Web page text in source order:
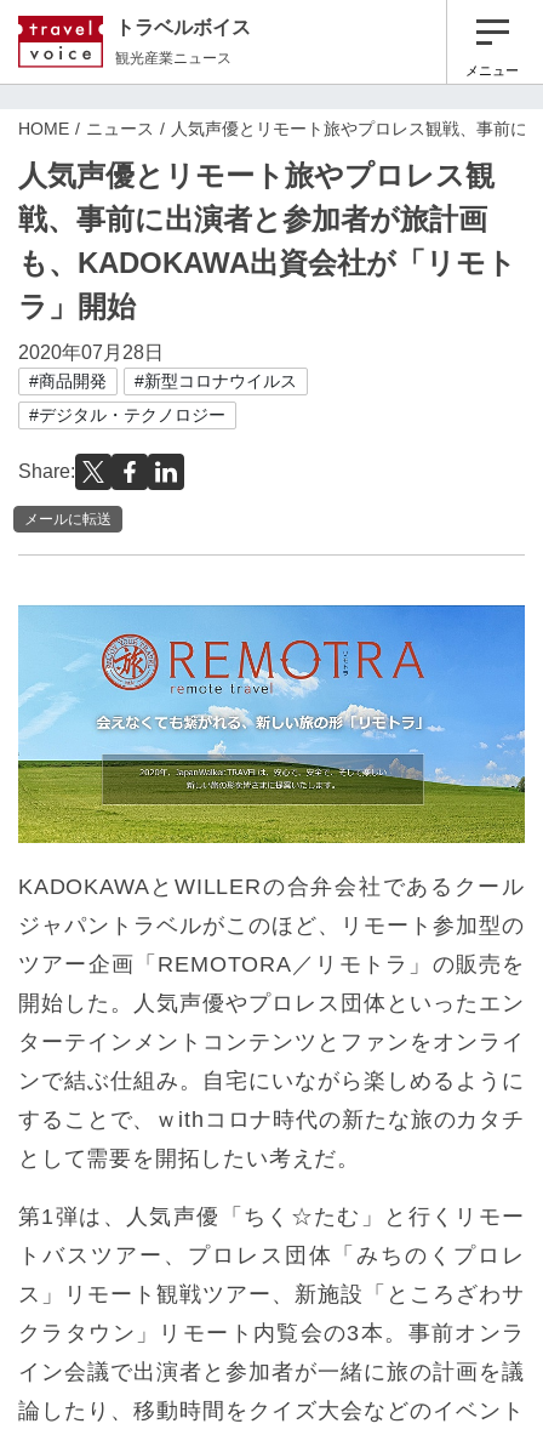
トラベルボイス
観光産業ニュース
メニュー
HOME ニュース 人気声優とリモート旅やプロレス観戦、事前に
人気声優とリモート旅やプロレス観
戦、事前に出演者と参加者が旅計画
も、KADOKAWA出資会社が「リモト
ラ」開始
2020年07月28日
#商品開発
#新型コロナウイルス
#デジタル・テクノロジー
Share:
メールに転送
KADOKAWAとWILLERの合弁会社であるクール
ジャパントラベルがこのほど、リモート参加型の
ツアー企画「REMOTORA／リモトラ」の販売を
開始した。人気声優やプロレス団体といったエン
ターテインメントコンテンツとファンをオンライ
ンで結ぶ仕組み。自宅にいながら楽しめるように
することで、ｗithコロナ時代の新たな旅のカタチ
として需要を開拓したい考えだ。
第1弾は、人気声優「ちく☆たむ」と行くリモー
トバスツアー、プロレス団体「みちのくプロレ
ス」リモート観戦ツアー、新施設「ところざわサ
クラタウン」リモート内覧会の3本。事前オンラ
イン会議で出演者と参加者が一緒に旅の計画を議
論したり、移動時間をクイズ大会などのイベント